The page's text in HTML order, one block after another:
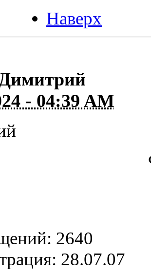
Наверх
- 04:39 AM
2640
28.07.07